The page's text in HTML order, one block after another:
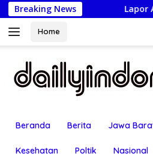
Breaking News
Lapor Ancaman Bunuh-Racun:
Home
Beranda Berita Jawa
Kesehatan Poltik Nasional